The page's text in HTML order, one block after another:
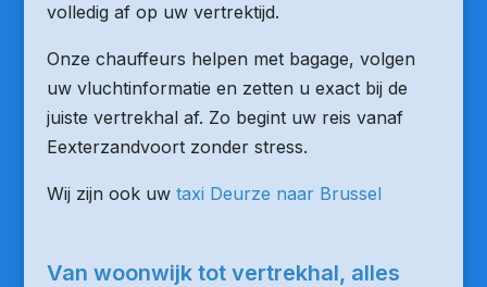
volledig af op uw vertrektijd.
Onze chauffeurs helpen met bagage, volgen
uw vluchtinformatie en zetten u exact bij de
juiste vertrekhal af. Zo begint uw reis vanaf
Eexterzandvoort zonder stress.
Wij zijn ook uw taxi Deurze naar Brussel
Van woonwijk tot vertrekhal, alles